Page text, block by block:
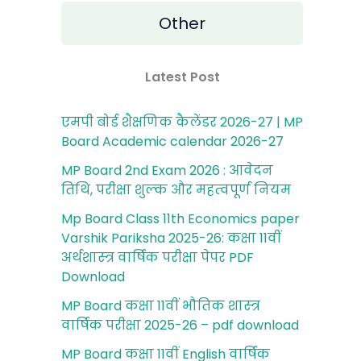
Other
Latest Post
एमपी बोर्ड शैक्षणिक कैलेंडर 2026-27 | MP
Board Academic calendar 2026-27
MP Board 2nd Exam 2026 : आवेदन
तिथि, परीक्षा शुल्‍क और महत्‍वपूर्ण नियम
Mp Board Class 11th Economics paper
Varshik Pariksha 2025-26: कक्षा 11वीं
अर्थशास्‍त्र वार्षिक परीक्षा पेपर PDF
Download
MP Board कक्षा 11वीं भौतिक शास्‍त्र
वार्षिक परीक्षा 2025-26 – pdf download
MP Board कक्षा 11वीं English वार्षिक